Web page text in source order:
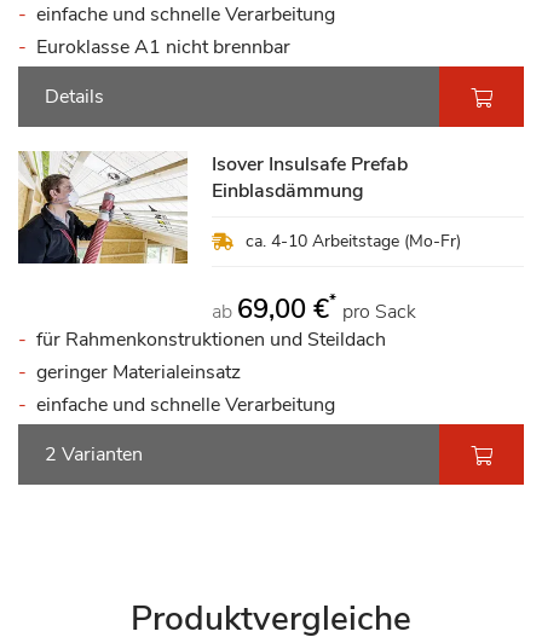
einfache und schnelle Verarbeitung
Euroklasse A1 nicht brennbar
Details
Isover Insulsafe Prefab
Einblasdämmung
ca. 4-10 Arbeitstage (Mo-Fr)
ab 69,00 €* pro Sack
für Rahmenkonstruktionen und Steildach
geringer Materialeinsatz
einfache und schnelle Verarbeitung
2 Varianten
Produktvergleiche